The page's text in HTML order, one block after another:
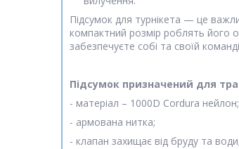
Підсумок для турнікета — це
компактний розмір роблять його
забезпечуєте собі та своїй
Підсумок призначений для
- матеріал – 1000D Cordura нейлон;
- армована нитка;
- клапан захищає від бруду та води;